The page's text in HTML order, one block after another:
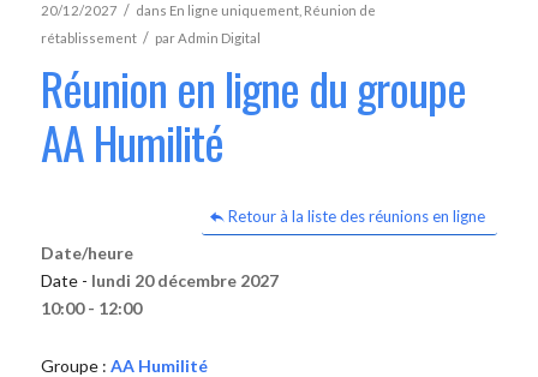
20/12/2027 / dans En ligne uniquement, Réunion de
rétablissement / parAdmin Digital
Réunion en ligne du groupe
AA Humilité
Retour à la liste des réunions en ligne
Date/heure
Date - lundi 20 décembre 2027
10:00 - 12:00
Groupe : AA Humilité